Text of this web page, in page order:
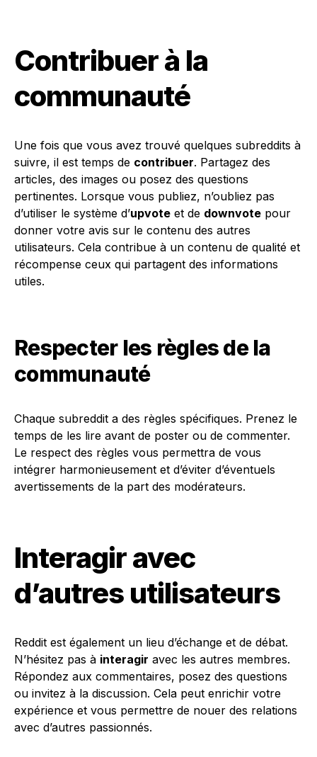
Contribuer à la
communauté
Une fois que vous avez trouvé quelques subreddits à
suivre, il est temps de contribuer. Partagez des
articles, des images ou posez des questions
pertinentes. Lorsque vous publiez, n’oubliez pas
d’utiliser le système d’upvote et de downvote pour
donner votre avis sur le contenu des autres
utilisateurs. Cela contribue à un contenu de qualité et
récompense ceux qui partagent des informations
utiles.
Respecter les règles de la
communauté
Chaque subreddit a des règles spécifiques. Prenez le
temps de les lire avant de poster ou de commenter.
Le respect des règles vous permettra de vous
intégrer harmonieusement et d’éviter d’éventuels
avertissements de la part des modérateurs.
Interagir avec
d’autres utilisateurs
Reddit est également un lieu d’échange et de débat.
N’hésitez pas à interagir avec les autres membres.
Répondez aux commentaires, posez des questions
ou invitez à la discussion. Cela peut enrichir votre
expérience et vous permettre de nouer des relations
avec d’autres passionnés.